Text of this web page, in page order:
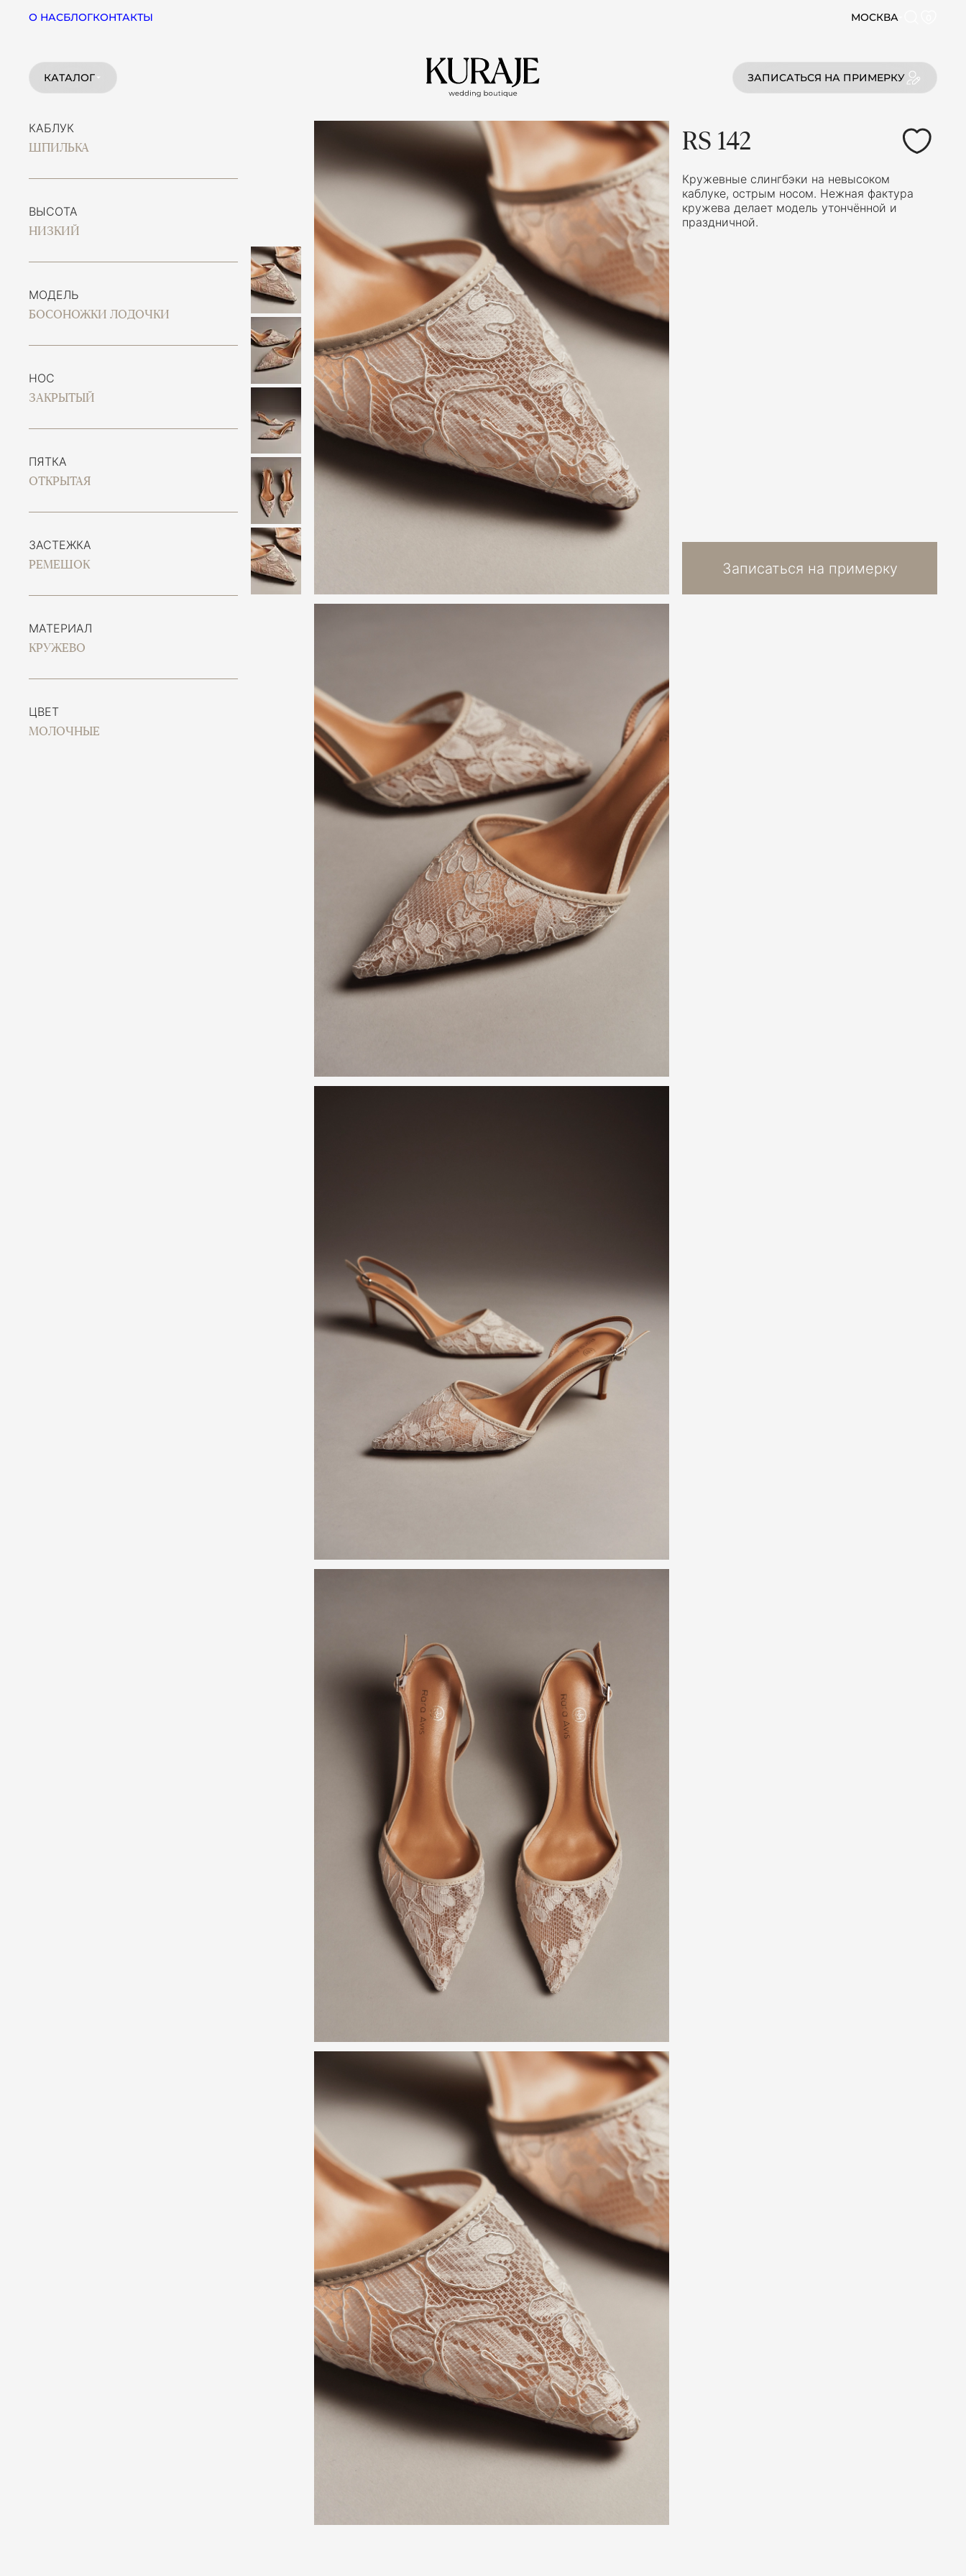
О НАСБЛОГКОНТАКТЫ МОСКВА
КАТАЛОГ ЗАПИСАТЬСЯ НА ПРИМЕРКУ
КАБЛУК
ШПИЛЬКА
ВЫСОТА
НИЗКИЙ
МОДЕЛЬ
БОСОНОЖКИ ЛОДОЧКИ
НОС
ЗАКРЫТЫЙ
ПЯТКА
ОТКРЫТАЯ
ЗАСТЕЖКА
РЕМЕШОК
МАТЕРИАЛ
КРУЖЕВО
ЦВЕТ
МОЛОЧНЫЕ
RS 142
Кружевные слингбэки на невысоком
каблуке, острым носом. Нежная фактура
кружева делает модель утончённой и
праздничной.
Записаться на примерку